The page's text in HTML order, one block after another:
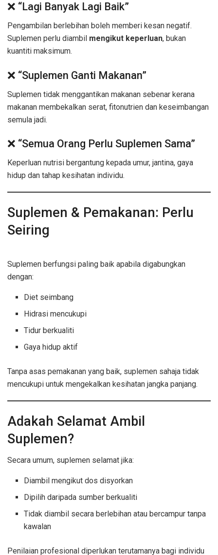
❌ “Lagi Banyak Lagi Baik”
Pengambilan berlebihan boleh memberi kesan negatif.
Suplemen perlu diambil mengikut keperluan, bukan
kuantiti maksimum.
❌ “Suplemen Ganti Makanan”
Suplemen tidak menggantikan makanan sebenar kerana
makanan membekalkan serat, fitonutrien dan keseimbangan
semula jadi.
❌ “Semua Orang Perlu Suplemen Sama”
Keperluan nutrisi bergantung kepada umur, jantina, gaya
hidup dan tahap kesihatan individu.
Suplemen & Pemakanan: Perlu
Seiring
Suplemen berfungsi paling baik apabila digabungkan
dengan:
Diet seimbang
Hidrasi mencukupi
Tidur berkualiti
Gaya hidup aktif
Tanpa asas pemakanan yang baik, suplemen sahaja tidak
mencukupi untuk mengekalkan kesihatan jangka panjang.
Adakah Selamat Ambil
Suplemen?
Secara umum, suplemen selamat jika:
Diambil mengikut dos disyorkan
Dipilih daripada sumber berkualiti
Tidak diambil secara berlebihan atau bercampur tanpa
kawalan
Penilaian profesional diperlukan terutamanya bagi individu